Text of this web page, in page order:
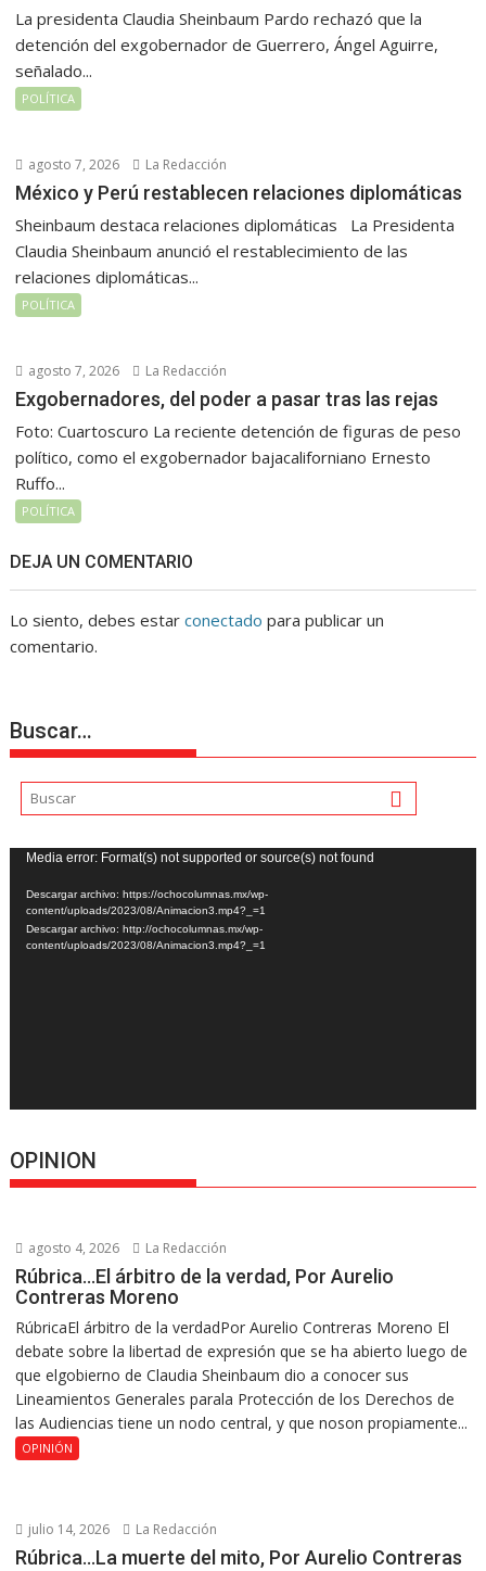
La presidenta Claudia Sheinbaum Pardo rechazó que la
detención del exgobernador de Guerrero, Ángel Aguirre,
señalado...
POLÍTICA
agosto 7, 2026 La Redacción
México y Perú restablecen relaciones diplomáticas
Sheinbaum destaca relaciones diplomáticas La Presidenta
Claudia Sheinbaum anunció el restablecimiento de las
relaciones diplomáticas...
POLÍTICA
agosto 7, 2026 La Redacción
Exgobernadores, del poder a pasar tras las rejas
Foto: Cuartoscuro La reciente detención de figuras de peso
político, como el exgobernador bajacaliforniano Ernesto
Ruffo...
POLÍTICA
DEJA UN COMENTARIO
Lo siento, debes estarconectado para publicar un
comentario.
Buscar…
Reproductor
de
vídeo
Media error: Format(s) not supported or source(s) not found
Descargar archivo: https://ochocolumnas.mx/wp-
content/uploads/2023/08/Animacion3.mp4?_=1
Descargar archivo: http://ochocolumnas.mx/wp-
content/uploads/2023/08/Animacion3.mp4?_=1
OPINION
agosto 4, 2026 La Redacción
Rúbrica…El árbitro de la verdad, Por Aurelio
Contreras Moreno
RúbricaEl árbitro de la verdadPor Aurelio Contreras Moreno El
debate sobre la libertad de expresión que se ha abierto luego de
que elgobierno de Claudia Sheinbaum dio a conocer sus
Lineamientos Generales parala Protección de los Derechos de
las Audiencias tiene un nodo central, y que noson propiamente...
OPINIÓN
julio 14, 2026 La Redacción
Rúbrica…La muerte del mito, Por Aurelio Contreras